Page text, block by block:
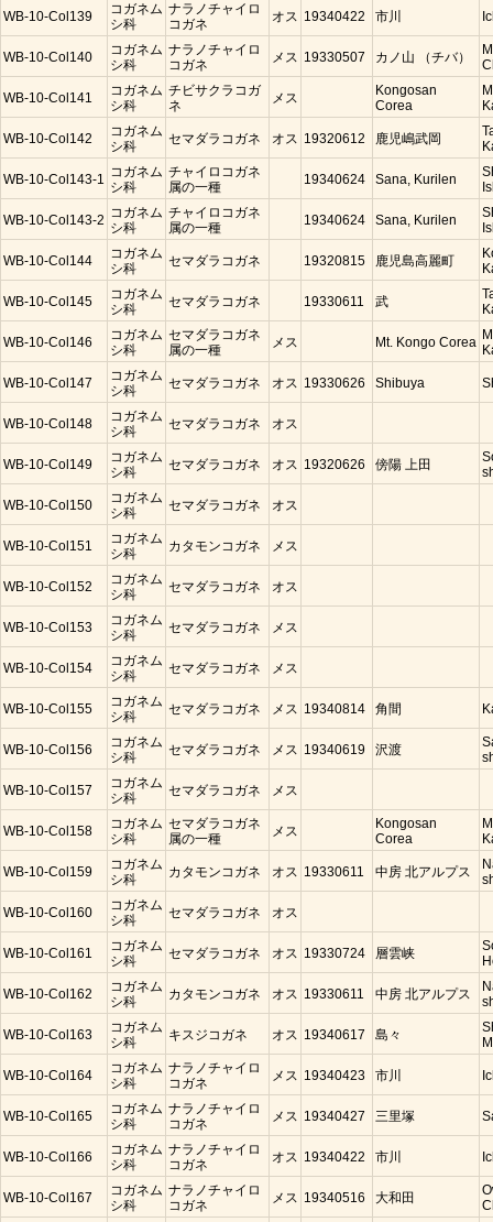
WB-10-Col139
コガネム
シ科
ナラノチャイロ
コガネ
オス 19340422 市川
WB-10-Col140
コガネム
シ科
ナラノチャイロ
コガネ
メス 19330507 カノ山 （チバ）
WB-10-Col141
コガネム
シ科
チビサクラコガ
ネ
メス
Kongosan
Corea
WB-10-Col142
コガネム
シ科
セマダラコガネ オス 19320612 鹿児嶋武岡
WB-10-Col143-1 コガネム
シ科
チャイロコガネ
属の一種
19340624 Sana, Kurilen
WB-10-Col143-2 コガネム
シ科
チャイロコガネ
属の一種
19340624 Sana, Kurilen
WB-10-Col144
コガネム
シ科
セマダラコガネ 19320815 鹿児島高麗町
WB-10-Col145
コガネム
シ科
セマダラコガネ 19330611 武
WB-10-Col146
コガネム
シ科
セマダラコガネ
属の一種
メス Mt. Kongo Corea
WB-10-Col147
コガネム
シ科
セマダラコガネ オス 19330626 Shibuya
WB-10-Col148
コガネム
シ科
セマダラコガネ オス
WB-10-Col149
コガネム
シ科
セマダラコガネ オス 19320626 傍陽 上田
WB-10-Col150
コガネム
シ科
セマダラコガネ オス
WB-10-Col151
コガネム
シ科
カタモンコガネ メス
WB-10-Col152
コガネム
シ科
セマダラコガネ オス
WB-10-Col153
コガネム
シ科
セマダラコガネ メス
WB-10-Col154
コガネム
シ科
セマダラコガネ メス
WB-10-Col155
コガネム
シ科
セマダラコガネ メス 19340814 角間
WB-10-Col156
コガネム
シ科
セマダラコガネ メス 19340619 沢渡
WB-10-Col157
コガネム
シ科
セマダラコガネ メス
WB-10-Col158
コガネム
シ科
セマダラコガネ
属の一種
メス
Kongosan
Corea
WB-10-Col159
コガネム
シ科
カタモンコガネ オス 19330611 中房 北アルプス
WB-10-Col160
コガネム
シ科
セマダラコガネ オス
WB-10-Col161
コガネム
シ科
セマダラコガネ オス 19330724 層雲峡
WB-10-Col162
コガネム
シ科
カタモンコガネ オス 19330611 中房 北アルプス
WB-10-Col163
コガネム
シ科
キスジコガネ オス 19340617 島々
WB-10-Col164
コガネム
シ科
ナラノチャイロ
コガネ
メス 19340423 市川
WB-10-Col165
コガネム
シ科
ナラノチャイロ
コガネ
メス 19340427 三里塚
WB-10-Col166
コガネム
シ科
ナラノチャイロ
コガネ
オス 19340422 市川
WB-10-Col167
コガネム
シ科
ナラノチャイロ
コガネ
メス 19340516 大和田